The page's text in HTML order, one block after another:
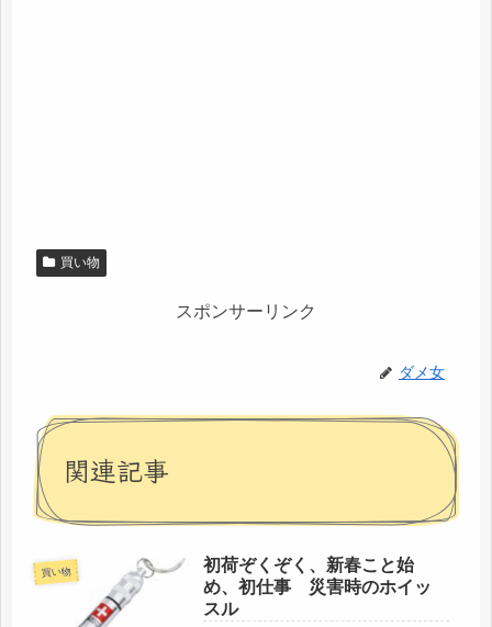
買い物
スポンサーリンク
ダメ女
関連記事
買い物
初荷ぞくぞく、新春こと始
め、初仕事 災害時のホイッ
スル